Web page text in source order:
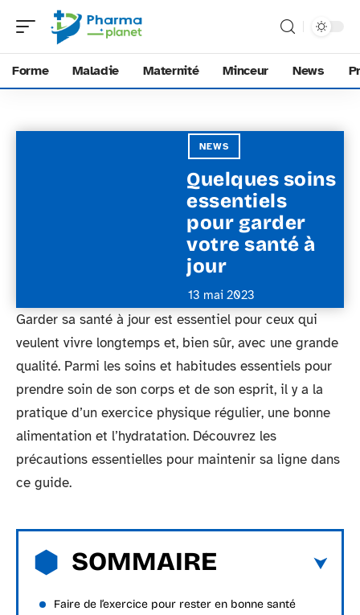
Forme Maladie Maternité Minceur News
NEWS
Quelques soins
essentiels
pour garder
votre santé à
jour
13 mai 2023
Garder sa santé à jour est essentiel pour ceux qui
veulent vivre longtemps et, bien sûr, avec une grande
qualité. Parmi les soins et habitudes essentiels pour
prendre soin de son corps et de son esprit, il y a la
pratique d’un exercice physique régulier, une bonne
alimentation et l’hydratation. Découvrez les
précautions essentielles pour maintenir sa ligne dans
ce guide.
SOMMAIRE
Faire de l’exercice pour rester en bonne santé